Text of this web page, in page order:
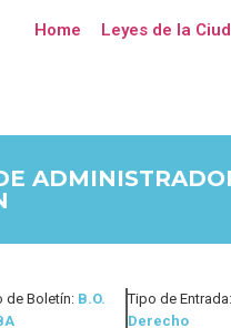
Home Leyes de la
de Boletín: B.O.
Tipo de Entrada:
Derecho